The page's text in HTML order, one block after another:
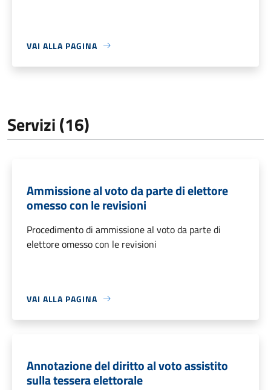
VAI ALLA PAGINA
Servizi (16)
Ammissione al voto da parte di elettore
omesso con le revisioni
Procedimento di ammissione al voto da parte di
elettore omesso con le revisioni
VAI ALLA PAGINA
Annotazione del diritto al voto assistito
sulla tessera elettorale